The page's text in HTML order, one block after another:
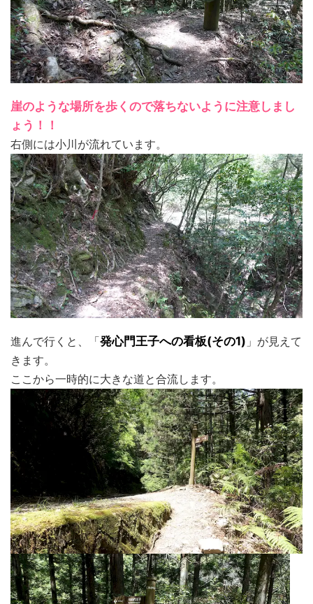
崖のような場所を歩くので落ちないように注意しまし
ょう！！
右側には小川が流れています。
進んで行くと、「発心門王子への看板(その1) 」が見えて
きます。
ここから一時的に大きな道と合流します。